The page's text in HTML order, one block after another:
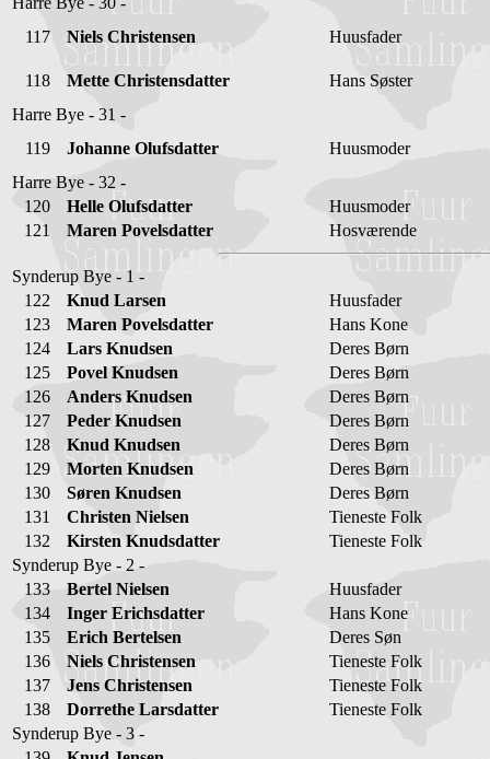
117
Niels Christensen Huusfader
118 Mette Christensdatter
Hans Søster
Harre Bye - 31 -
119
Johanne Olufsdatter
Huusmoder
Harre Bye - 32 -
120
Helle Olufsdatter
Huusmoder
121
Maren Povelsdatter Hosværende
Synderup Bye - 1 -
122
Knud Larsen
Huusfader
123
Maren Povelsdatter
Hans Kone
124
Lars Knudsen
Deres Børn
125
Povel Knudsen
Deres Børn
126
Anders Knudsen
Deres Børn
127
Peder Knudsen
Deres Børn
128
Knud Knudsen
Deres Børn
129
Morten Knudsen
Deres Børn
130
Søren Knudsen
Deres Børn
131
Christen Nielsen
Tieneste Folk
132
Kirsten Knudsdatter
Tieneste Folk
Synderup Bye - 2 -
133
Bertel Nielsen
Huusfader
134
Inger Erichsdatter
Hans Kone
135
Erich Bertelsen
Deres Søn
136
Niels Christensen
Tieneste Folk
137
Jens Christensen
Tieneste Folk
138
Dorrethe Larsdatter
Tieneste Folk
Synderup Bye - 3 -